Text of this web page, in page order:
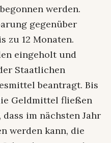
werden.
gegenüber
zu 12 Monaten.
eingeholt und
Staatlichen
beantragt. Bis
Geldmittel fließen
im nächsten Jahr
werden kann, die